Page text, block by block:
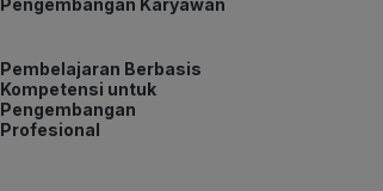
Pengembangan Karyawan
Pembelajaran Berbasis
Kompetensi untuk
Pengembangan
Profesional